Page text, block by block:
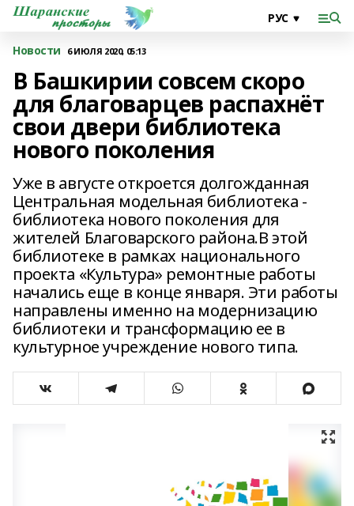
Новости 6 ИЮЛЯ 2020, 05:13
В Башкирии совсем скоро
для благоварцев распахнёт
свои двери библиотека
нового поколения
Уже в августе откроется долгожданная
Центральная модельная библиотека -
библиотека нового поколения для
жителей Благоварского района.В этой
библиотеке в рамках национального
проекта «Культура» ремонтные работы
начались еще в конце января. Эти работы
направлены именно на модернизацию
библиотеки и трансформацию ее в
культурное учреждение нового типа.